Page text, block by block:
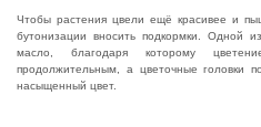
Чтобы растения цвели ещё красивее и
бутонизации вносить подкормки. Одной
масло, благодаря которому
продолжительным, а цветочные головки
насыщенный цвет.